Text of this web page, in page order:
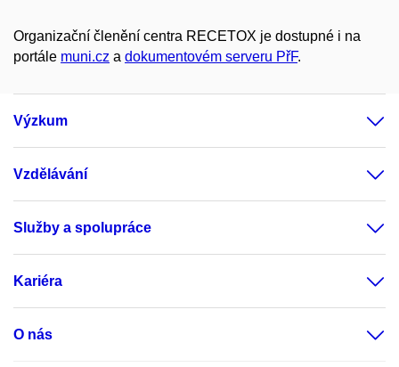
Organizační členění centra RECETOX je dostupné i na
portále muni.cz a dokumentovém serveru PřF.
Výzkum
Vzdělávání
Služby a spolupráce
Kariéra
O nás